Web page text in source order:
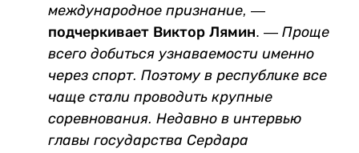
международное признание, —
подчеркивает Виктор Лямин. — Проще
всего добиться узнаваемости именно
через спорт. Поэтому в республике все
чаще стали проводить крупные
соревнования. Недавно в интервью
главы государства Сердара